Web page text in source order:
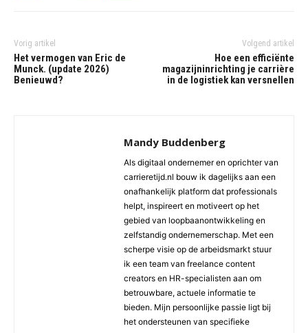
Vorig artikel
Het vermogen van Eric de
Munck. (update 2026)
Benieuwd?
Volgend artikel
Hoe een efficiënte
magazijninrichting je carrière
in de logistiek kan versnellen
Mandy Buddenberg
Als digitaal ondernemer en oprichter van
carrieretijd.nl bouw ik dagelijks aan een
onafhankelijk platform dat professionals
helpt, inspireert en motiveert op het
gebied van loopbaanontwikkeling en
zelfstandig ondernemerschap. Met een
scherpe visie op de arbeidsmarkt stuur
ik een team van freelance content
creators en HR-specialisten aan om
betrouwbare, actuele informatie te
bieden. Mijn persoonlijke passie ligt bij
het ondersteunen van specifieke